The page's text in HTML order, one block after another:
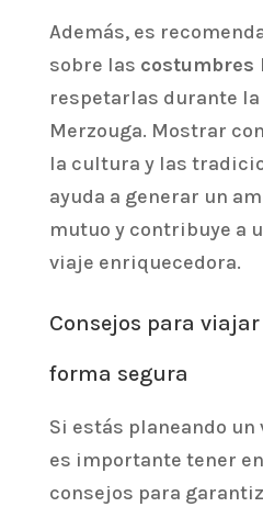
Además, es
sobre las costumbres
respetarlas durante
Merzouga. Mostrar
la cultura y las
ayuda a generar un
mutuo y contribuye a
viaje enriquecedora.
Consejos para
forma segura
Si estás planeando un
es importante tener
consejos para